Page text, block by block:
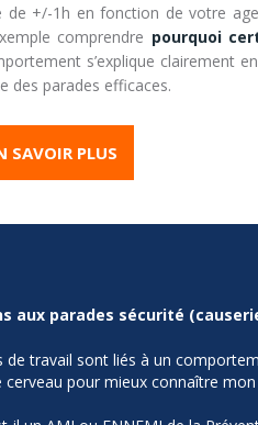
de +/-1h en fonction de votre
comprendre pourquoi
s’explique clairement
des parades efficaces.
SAVOIR PLUS
aux parades sécurité
de travail sont liés à un
cerveau pour mieux connaître